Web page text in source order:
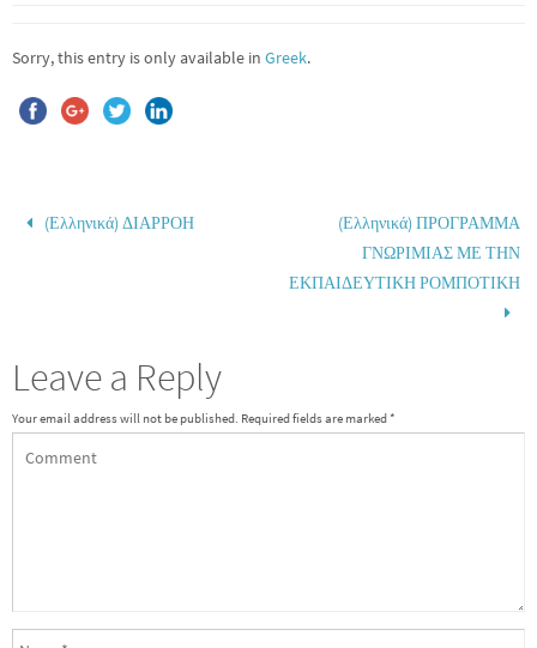
Sorry, this entry is only available in Greek.
(Ελληνικά) ΔΙΑΡΡΟΗ
(Ελληνικά) ΠΡΟΓΡΑΜΜΑ
ΓΝΩΡΙΜΙΑΣ ΜΕ ΤΗΝ
ΕΚΠΑΙΔΕΥΤΙΚΗ ΡΟΜΠΟΤΙΚΗ
Leave a Reply
Your email address will not be published. Required fields are marked*